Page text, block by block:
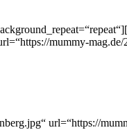
mummy-mag.de/
url=“https://